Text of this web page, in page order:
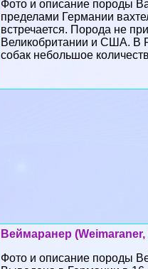
Фото и описание породы
пределами Германии
встречается. Порода не
Великобритании и США. В
собак небольшое
Веймаранер
Фото и описание породы